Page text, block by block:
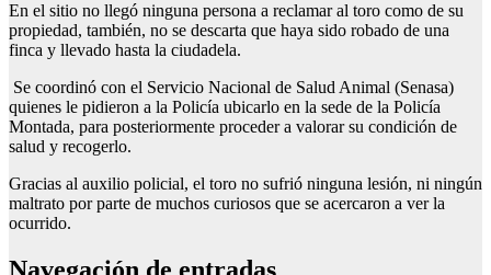
En el sitio no llegó ninguna persona a reclamar al toro como de su
propiedad, también, no se descarta que haya sido robado de una
finca y llevado hasta la ciudadela.
Se coordinó con el Servicio Nacional de Salud Animal (Senasa)
quienes le pidieron a la Policía ubicarlo en la sede de la Policía
Montada, para posteriormente proceder a valorar su condición de
salud y recogerlo.
Gracias al auxilio policial, el toro no sufrió ninguna lesión, ni ningún
maltrato por parte de muchos curiosos que se acercaron a ver la
ocurrido.